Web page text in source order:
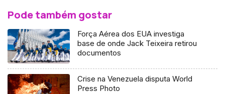
Pode também gostar
Força Aérea dos EUA investiga
base de onde Jack Teixeira retirou
documentos
Crise na Venezuela disputa World
Press Photo